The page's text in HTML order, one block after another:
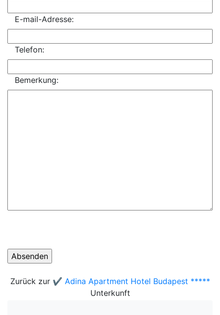
E-mail-Adresse:
Telefon:
Bemerkung:
Zurück zur ✔️ Adina Apartment Hotel Budapest *****
Unterkunft